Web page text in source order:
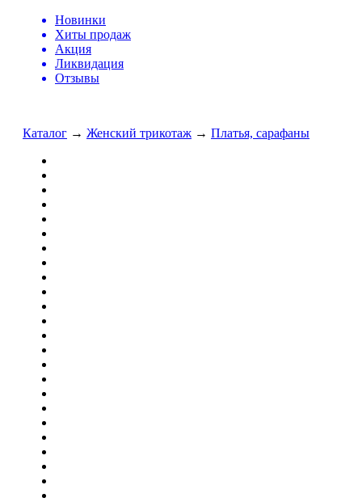
Новинки
Хиты продаж
Акция
Ликвидация
Отзывы
Каталог → Женский трикотаж → Платья, сарафаны